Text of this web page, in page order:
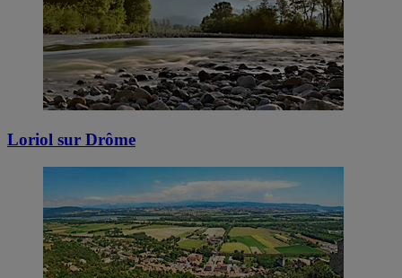
Loriol sur Drôme